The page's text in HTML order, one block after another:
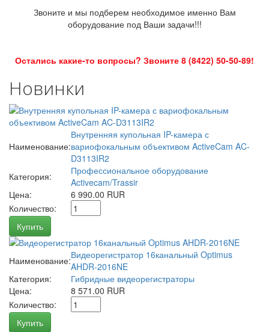
Звоните и мы подберем необходимое именно Вам
оборудование под Ваши задачи!!!
Остались какие-то вопросы? Звоните 8 (8422) 50-50-89!
Новинки
Наименование:
Внутренняя купольная IP-камера с
вариофокальным объективом ActiveCam AC-
D3113IR2
Категория:
Профессиональное оборудование
Activecam/Trassir
Цена:
6 990.00 RUR
Количество:
Купить
Наименование:Видеорегистратор 16канальный Optimus
AHDR-2016NE
Категория:
Гибридные видеорегистраторы
Цена:
8 571.00 RUR
Количество:
Купить